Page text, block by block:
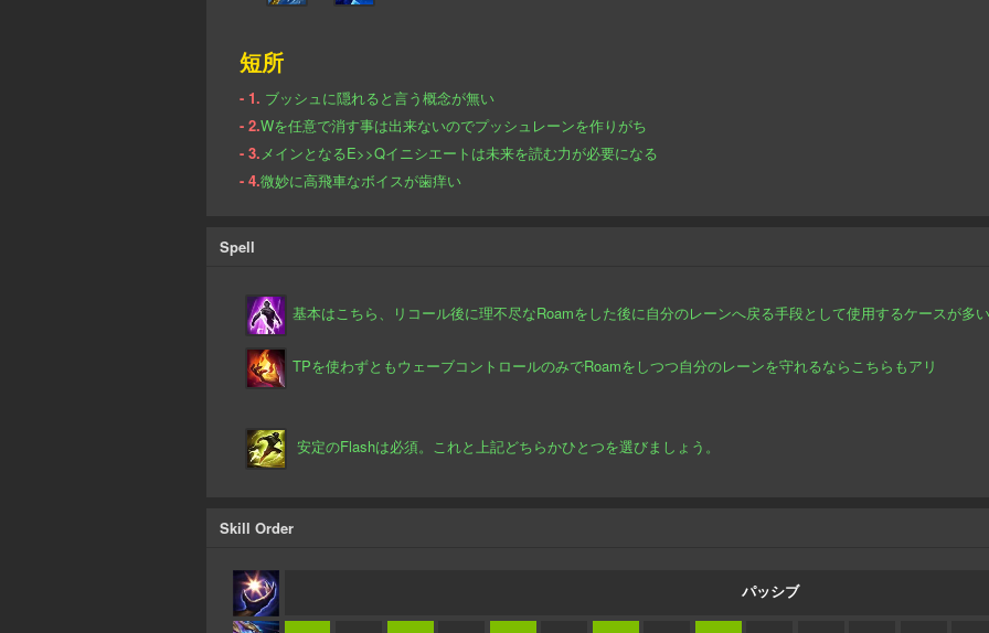
短所
- 1. ブッシュに隠れると言う概念が無い
- 2.Wを任意で消す事は出来ないのでプッシュレーンを作りがち
- 3. メインとなるE>>Qイニシエートは未来を読む力が必要になる
- 4.微妙に高飛車なボイスが歯痒い
Spell
基本はこちら、リコール後に理不尽なRoamをした後に自分のレーンへ戻る手段として使用するケースが多
TPを使わずともウェーブコントロールのみでRoamをしつつ自分のレーンを守れるならこちらもアリ
安定のFlashは必須。これと上記どちらかひとつを選びましょう。
Skill Order
パッシブ